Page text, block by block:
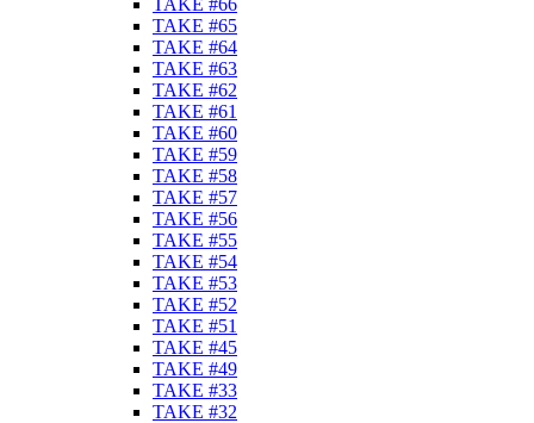
TAKE #66
TAKE #65
TAKE #64
TAKE #63
TAKE #62
TAKE #61
TAKE #60
TAKE #59
TAKE #58
TAKE #57
TAKE #56
TAKE #55
TAKE #54
TAKE #53
TAKE #52
TAKE #51
TAKE #45
TAKE #49
TAKE #33
TAKE #32